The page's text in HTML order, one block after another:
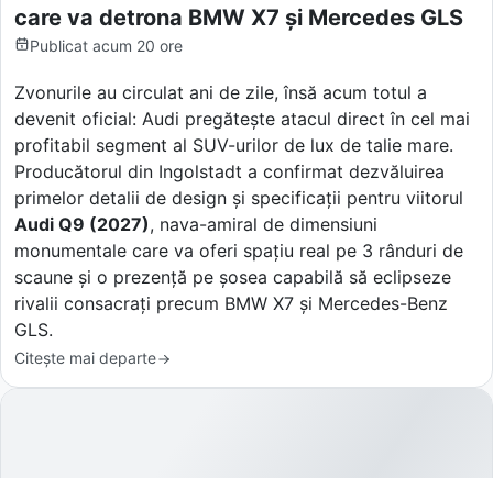
care va detrona BMW X7 și Mercedes GLS
Publicat acum 20 ore
Zvonurile au circulat ani de zile, însă acum totul a
devenit oficial: Audi pregătește atacul direct în cel mai
profitabil segment al SUV-urilor de lux de talie mare.
Producătorul din Ingolstadt a confirmat dezvăluirea
primelor detalii de design și specificații pentru viitorul
Audi Q9 (2027), nava-amiral de dimensiuni
monumentale care va oferi spațiu real pe 3 rânduri de
scaune și o prezență pe șosea capabilă să eclipseze
rivalii consacrați precum BMW X7 și Mercedes-Benz
GLS.
Citește mai departe